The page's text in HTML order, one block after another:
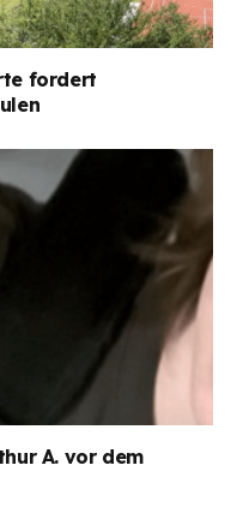
fordert
A. vor dem